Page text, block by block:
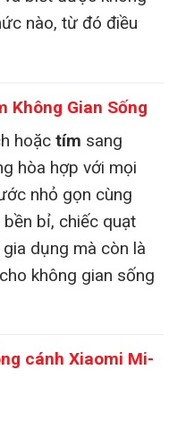
nào, từ đó điều
Không Gian Sống
hoặc tím sang
hòa hợp với mọi
nhỏ gọn cùng
bền bỉ, chiếc quạt
dụng mà còn là
không gian sống
cánh Xiaomi Mi-